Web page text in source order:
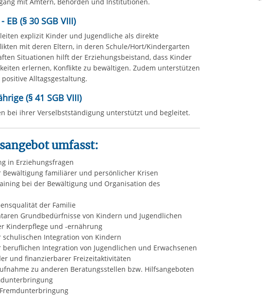
(§ 30 SGB VIII)
explizit Kinder und Jugendliche als direkte
mit deren Eltern, in deren Schule/Hort/Kindergarten
Situationen hilft der Erziehungsbeistand, dass Kinder
erlernen, Konflikte zu bewältigen. Zudem unterstützen
Alltagsgestaltung.
(§ 41 SGB VIII)
bei ihrer Verselbstständigung unterstützt und begleitet.
umfasst:
in Erziehungsfragen
familiärer und persönlicher Krisen
bei der Bewältigung und Organisation des
ät der Familie
Grundbedürfnisse von Kindern und Jugendlichen
Kinderpflege und -ernährung
Integration von Kindern
Integration von Jugendlichen und Erwachsenen
und finanzierbarer Freizeitaktivitäten
zu anderen Beratungsstellen bzw. Hilfsangeboten